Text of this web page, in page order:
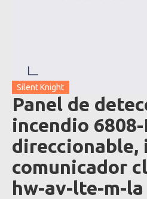
Silent Knight
Panel de
incendio 6808-
direccionable,
comunicador
hw-av-lte-m-la